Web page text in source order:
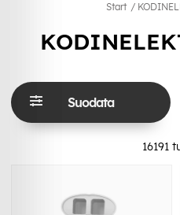
Start
Suodata
16191